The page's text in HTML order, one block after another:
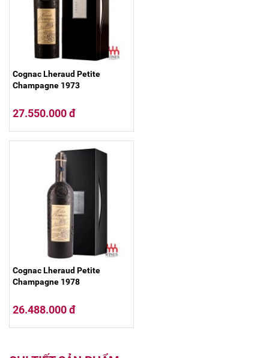
Cognac Lheraud Petite
Champagne 1973
27.550.000 đ
Cognac Lheraud Petite
Champagne 1978
26.488.000 đ